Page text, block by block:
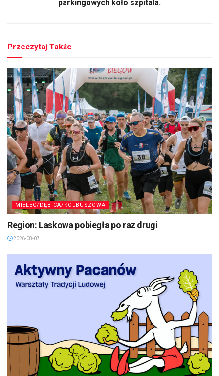
parkingowych koło szpitala.
Przeczytaj Także
MIELEC/DĘBICA/KOLBUSZOWA
Region: Laskowa pobiegła po raz drugi
2026-08-07